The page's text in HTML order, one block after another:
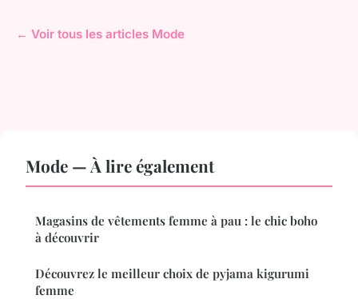
← Voir tous les articles Mode
Mode — À lire également
Magasins de vêtements femme à pau : le chic boho
à découvrir
Découvrez le meilleur choix de pyjama kigurumi
femme